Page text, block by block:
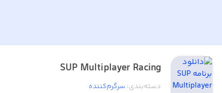
SUP Multiplayer Racing
دسته‌بندی: سرگرم‌کننده